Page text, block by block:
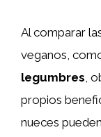
Al comparar
veganos,
legumbres,
propios
nueces